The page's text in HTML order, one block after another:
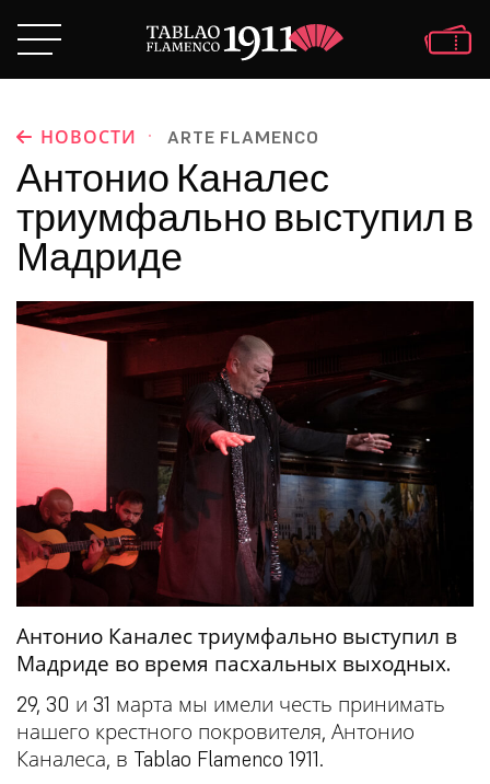
НОВОСТИ · ARTE FLAMENCO
Антонио Каналес
триумфально выступил в
Мадриде
Антонио Каналес триумфально выступил в
Мадриде во время пасхальных выходных.
29, 30 и 31 марта мы имели честь принимать
нашего крестного покровителя, Антонио
Каналеса, в Tablao Flamenco 1911.